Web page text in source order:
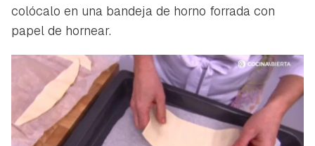
colócalo en una bandeja de horno forrada con
papel de hornear.